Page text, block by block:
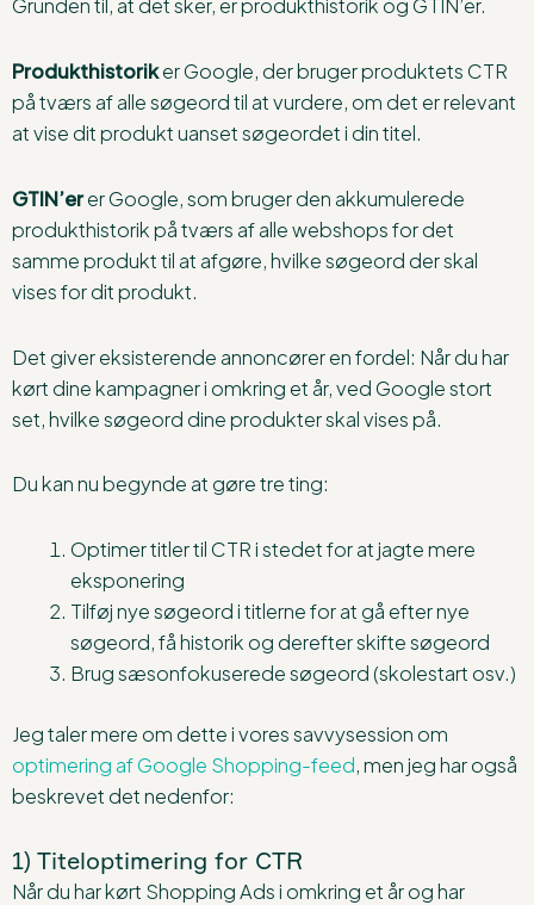
Grunden til, at det sker, er produkthistorik og GTIN’er.
Produkthistoriker Google, der bruger produktets CTR
på tværs af alle søgeord til at vurdere, om det er relevant
at vise dit produkt uanset søgeordet i din titel.
GTIN’erer Google, som bruger den akkumulerede
produkthistorik på tværs af alle webshops for det
samme produkt til at afgøre, hvilke søgeord der skal
vises for dit produkt.
Det giver eksisterende annoncører en fordel: Når du har
kørt dine kampagner i omkring et år, ved Google stort
set, hvilke søgeord dine produkter skal vises på.
Du kan nu begynde at gøre tre ting:
Optimer titler til CTR i stedet for at jagte mere
eksponering
Tilføj nye søgeord i titlerne for at gå efter nye
søgeord, få historik og derefter skifte søgeord
Brug sæsonfokuserede søgeord (skolestart osv.)
Jeg taler mere om dette i vores savvysession om
optimering af Google Shopping-feed, men jeg har også
beskrevet det nedenfor:
1) Titeloptimering for CTR
Når du har kørt Shopping Ads i omkring et år og har